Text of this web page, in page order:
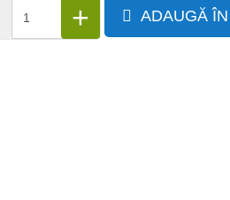
+ ADAUGĂ